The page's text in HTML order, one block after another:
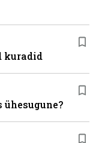
kuradid